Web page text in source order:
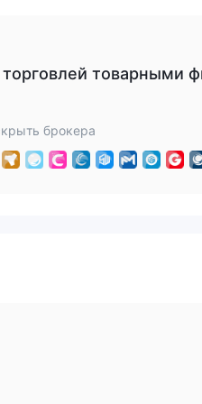
товарными
брокера